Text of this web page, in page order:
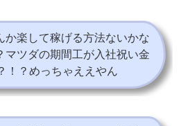
か楽して稼げる方法ないかな
マツダの期間工が入社祝い金
！？めっちゃええやん